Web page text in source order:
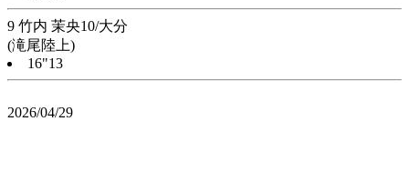
9 竹内 茉央10/大分
(滝尾陸上)
16"13
2026/04/29